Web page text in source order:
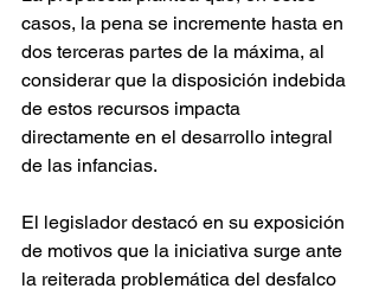
casos, la pena se incremente hasta en
dos terceras partes de la máxima, al
considerar que la disposición indebida
de estos recursos impacta
directamente en el desarrollo integral
de las infancias.
El legislador destacó en su exposición
de motivos que la iniciativa surge ante
la reiterada problemática del desfalco